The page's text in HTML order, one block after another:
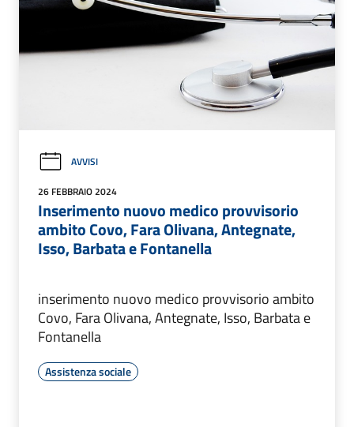
AVVISI
26 FEBBRAIO 2024
Inserimento nuovo medico provvisorio
ambito Covo, Fara Olivana, Antegnate,
Isso, Barbata e Fontanella
inserimento nuovo medico provvisorio ambito
Covo, Fara Olivana, Antegnate, Isso, Barbata e
Fontanella
Assistenza sociale